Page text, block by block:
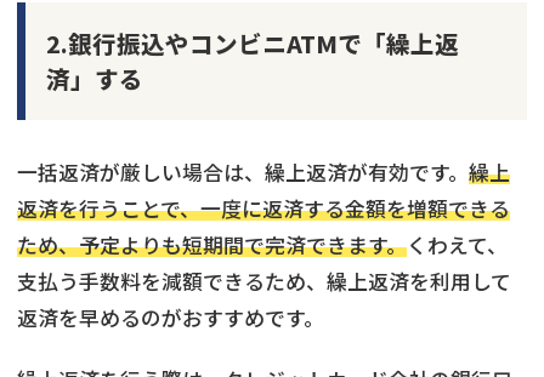
2.銀行振込やコンビニATMで「繰上返
済」する
一括返済が厳しい場合は、繰上返済が有効です。 繰上
返済を行うことで、一度に返済する金額を増額できる
ため、予定よりも短期間で完済できます。くわえて、
支払う手数料を減額できるため、繰上返済を利用して
返済を早めるのがおすすめです。